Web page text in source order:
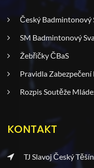
Český Badmintonový
SM Badmintonový
Žebříčky ČBaS
Pravidla
Rozpis Soutěže
KONTAKT
TJ Slavoj Český Těšín